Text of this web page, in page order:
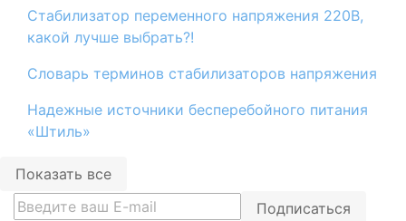
Стабилизатор переменного напряжения 220В,
какой лучше выбрать?!
Словарь терминов стабилизаторов напряжения
Надежные источники бесперебойного питания
«Штиль»
Показать все
Подписаться